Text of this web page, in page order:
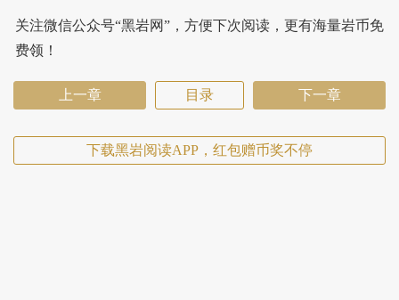
关注微信公众号“黑岩网”，方便下次阅读，更有海量岩币免
费领！
上一章 目录 下一章
下载黑岩阅读APP，红包赠币奖不停